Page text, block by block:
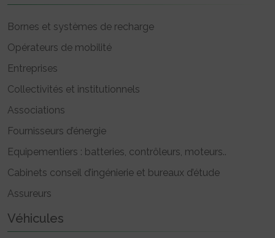
Bornes et systèmes de recharge
Opérateurs de mobilité
Entreprises
Collectivités et institutionnels
Associations
Fournisseurs d’énergie
Equipementiers : batteries, contrôleurs, moteurs..
Cabinets conseil d’ingénierie et bureaux d’étude
Assureurs
Véhicules